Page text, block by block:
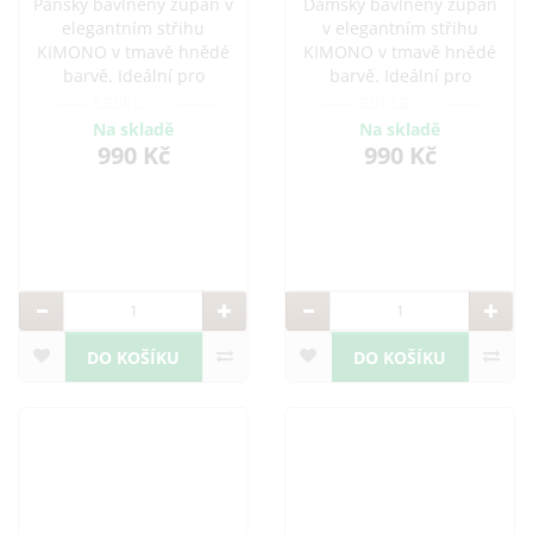
Pánský bavlněný župan v
elegantním střihu
KIMONO v tmavě hnědé
barvě. Ideální pro
po koupeli. Vyroben z
kvalitní bavlny, která je
savá a příjemná na
Na skladě
990 Kč
DO KOŠÍKU
Dámský bavlněný župan
v elegantním střihu
KIMONO v tmavě hnědé
barvě. Ideální pro
po koupeli. Vyroben z
kvalitní bavlny, která je
savá a příjemná na
Na skladě
990 Kč
DO KOŠÍKU